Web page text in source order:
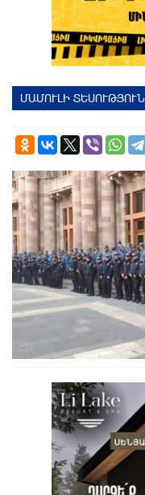
ՄԱՄՈՒԼԻ ՏԵՍՈՒԹՅՈՒՆ